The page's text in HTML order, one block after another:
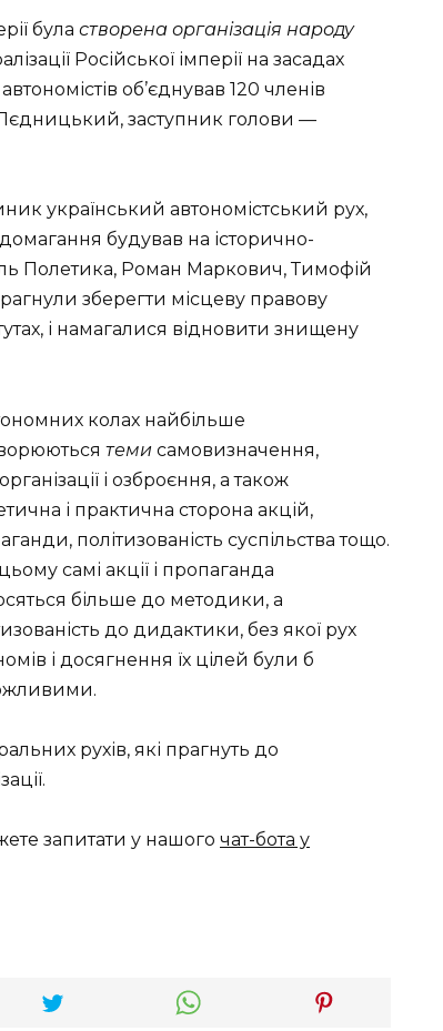
була створена організація народу
Російської імперії на засадах
об’єднував 120 членів
заступник голови —
український автономістський рух,
домагання будував на історично-
Полетика, Роман Маркович, Тимофій
зберегти місцеву правову
і намагалися відновити знищену
колах найбільше
теми самовизначення,
і озброєння, а також
і практична сторона акцій,
політизованість суспільства тощо.
самі акції і пропаганда
більше до методики, а
до дидактики, без якої рух
і досягнення їх цілей були б
рухів, які прагнуть до
запитати у нашого чат-бота у